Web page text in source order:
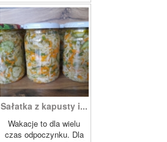
Sałatka z kapusty i...
Wakacje to dla wielu
czas odpoczynku. Dla